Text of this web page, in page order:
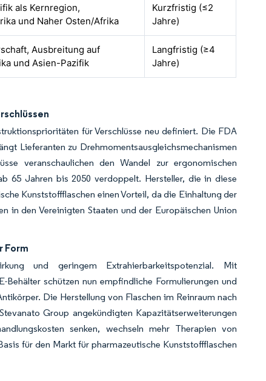
als Kernregion,
und Naher Osten/Afrika
Kurzfristig (≤2
Jahre)
Ausbreitung auf
und Asien-Pazifik
Langfristig (≥4
Jahre)
für Verschlüsse neu definiert. Die FDA
Lieferanten zu Drehmomentsausgleichsmechanismen
veranschaulichen den Wandel zur ergonomischen
65 Jahren bis 2050 verdoppelt. Hersteller, die in diese
Kunststoffflaschen einen Vorteil, da die Einhaltung der
in den Vereinigten Staaten und der Europäischen Union
Form
und geringem Extrahierbarkeitspotenzial. Mit
Behälter schützen nun empfindliche Formulierungen und
Die Herstellung von Flaschen im Reinraum nach
Group angekündigten Kapazitätserweiterungen
senken, wechseln mehr Therapien von
für den Markt für pharmazeutische Kunststoffflaschen